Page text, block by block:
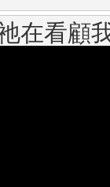
在看顧